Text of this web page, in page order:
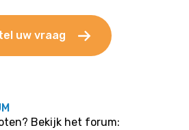
uw vraag
Bekijk het forum: